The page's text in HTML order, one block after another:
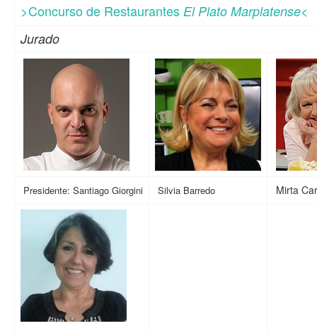
>Concurso de Restaurantes El Plato Marplatense<
Jurado
Presidente: Santiago Giorgini Silvia Barredo Mirta